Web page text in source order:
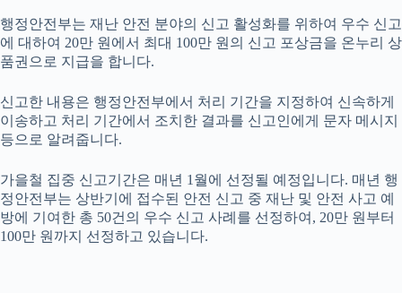
행정안전부는 재난 안전 분야의 신고 활성화를 위하여 우수 신고
에 대하여 20만 원에서 최대 100만 원의 신고 포상금을 온누리 상
품권으로 지급을 합니다.
신고한 내용은 행정안전부에서 처리 기간을 지정하여 신속하게
이송하고 처리 기간에서 조치한 결과를 신고인에게 문자 메시지
등으로 알려줍니다.
가을철 집중 신고기간은 매년 1월에 선정될 예정입니다. 매년 행
정안전부는 상반기에 접수된 안전 신고 중 재난 및 안전 사고 예
방에 기여한 총 50건의 우수 신고 사례를 선정하여, 20만 원부터
100만 원까지 선정하고 있습니다.